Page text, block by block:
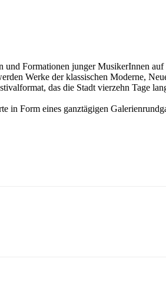
Formationen junger MusikerInnen
Werke der klassischen Moderne,
das die Stadt vierzehn Tage
Form eines ganztägigen